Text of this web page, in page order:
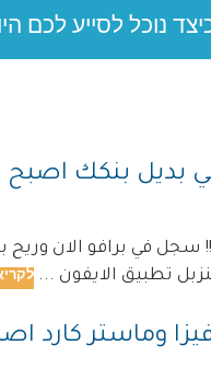
بديل بنكك اصبح
في برافو الان وريح
تطبيق الايفون ...
وماستر كارد